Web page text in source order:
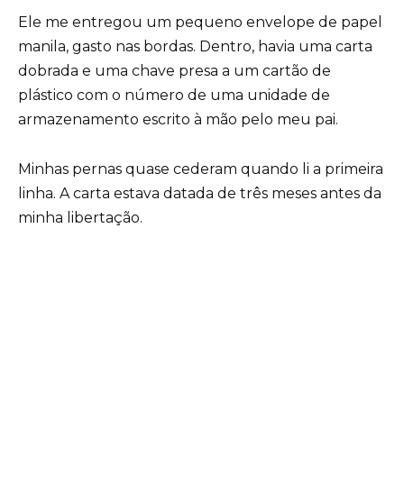
Ele me entregou um pequeno envelope de papel
manila, gasto nas bordas. Dentro, havia uma carta
dobrada e uma chave presa a um cartão de
plástico com o número de uma unidade de
armazenamento escrito à mão pelo meu pai.
Minhas pernas quase cederam quando li a primeira
linha. A carta estava datada de três meses antes da
minha libertação.